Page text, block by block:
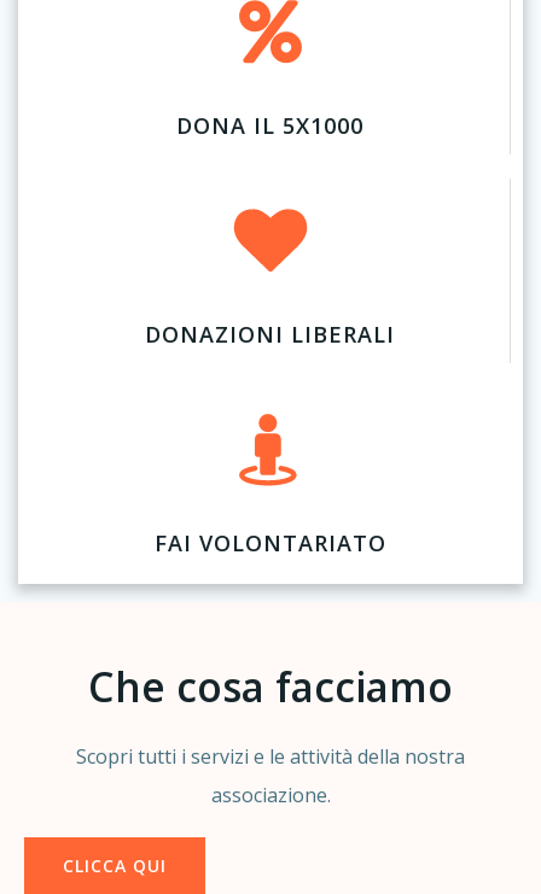
DONA IL 5X1000
DONAZIONI LIBERALI
FAI VOLONTARIATO
Che cosa facciamo
Scopri tutti i servizi e le attività della nostra
associazione.
CLICCA QUI